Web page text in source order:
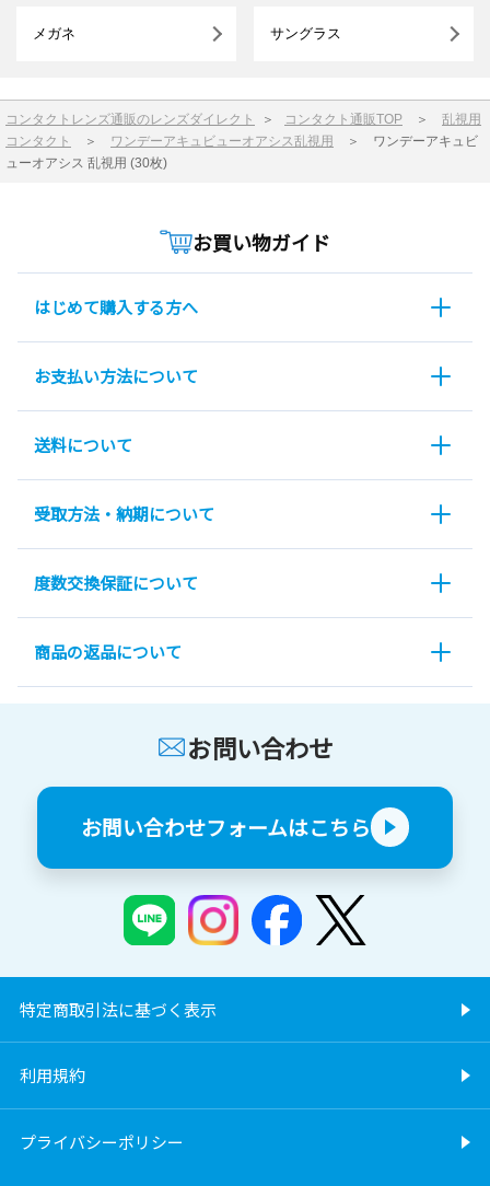
メガネ サングラス
コンタクトレンズ通販のレンズダイレクト ＞ コンタクト通販TOP ＞ 乱視用
コンタクト
＞ ワンデーアキュビューオアシス乱視用 ＞ ワンデーアキュビ
ューオアシス 乱視用 (30枚)
お買い物ガイド
はじめて購入する方へ
お支払い方法について
送料について
受取方法・納期について
度数交換保証について
商品の返品について
お問い合わせ
お問い合わせフォームはこちら
特定商取引法に基づく表示
利用規約
プライバシーポリシー